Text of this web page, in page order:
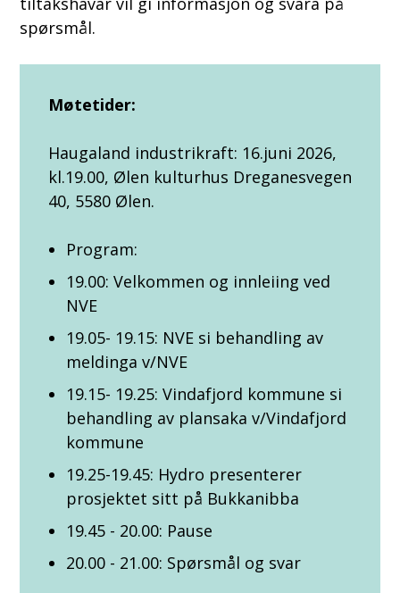
spørsmål.
Møtetider:
Haugaland industrikraft: 16.juni 2026,
kl.19.00, Ølen kulturhus Dreganesvegen
40, 5580 Ølen.
Program:
19.00: Velkommen og innleiing ved
NVE
19.05- 19.15: NVE si behandling av
meldinga v/NVE
19.15- 19.25: Vindafjord kommune si
behandling av plansaka v/Vindafjord
kommune
19.25-19.45: Hydro presenterer
prosjektet sitt på Bukkanibba
19.45 - 20.00: Pause
20.00 - 21.00: Spørsmål og svar